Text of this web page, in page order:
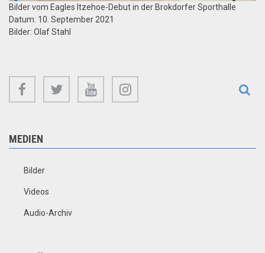
Bilder vom Eagles Itzehoe-Debut in der Brokdorfer Sporthalle
Datum: 10. September 2021
Bilder: Olaf Stahl
facebook twitter youtube
MEDIEN
Bilder
Videos
Audio-Archiv